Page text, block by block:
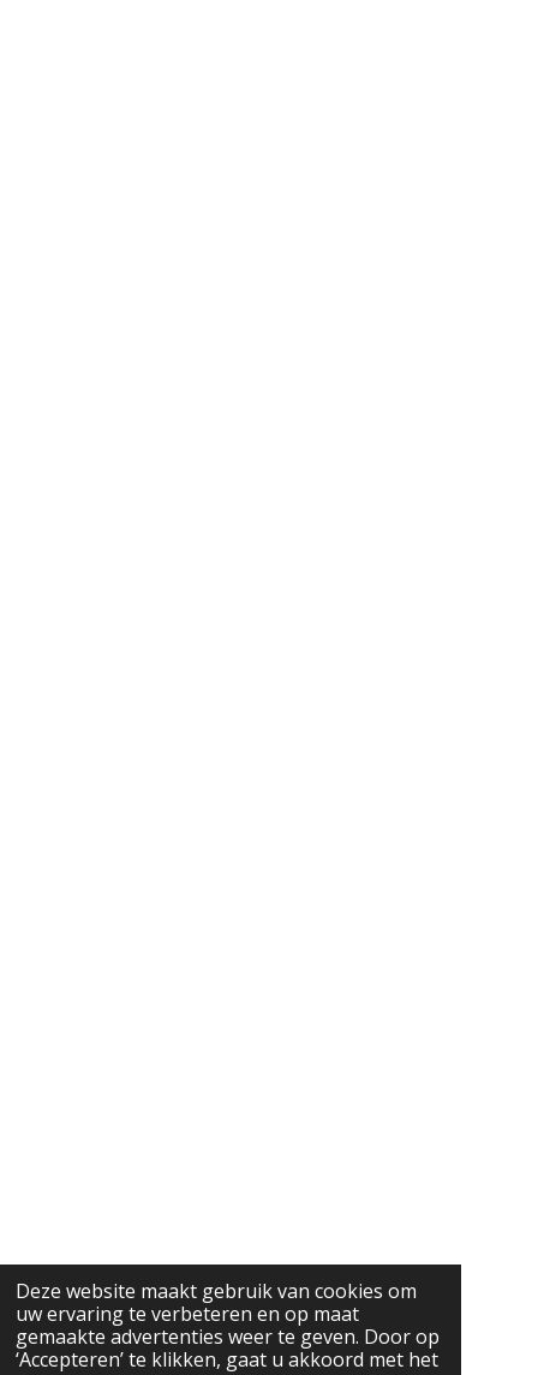
Deze website maakt gebruik van cookies om
uw ervaring te verbeteren en op maat
gemaakte advertenties weer te geven. Door op
‘Accepteren’ te klikken, gaat u akkoord met het